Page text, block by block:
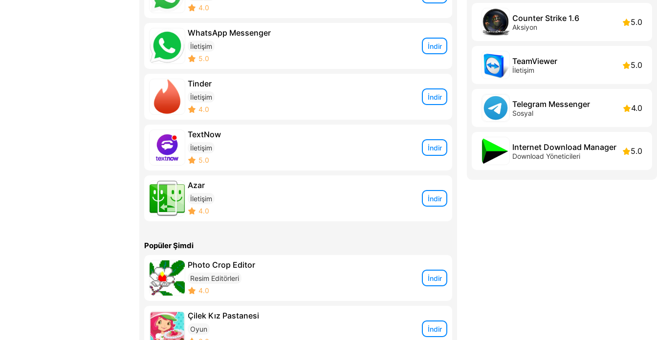
4.0
WhatsApp Messenger
İletişim
5.0
İndir
Tinder
İletişim
4.0
İndir
TextNow
İletişim
5.0
İndir
Azar
İletişim
4.0
İndir
Popüler Şimdi
Photo Crop Editor
Resim Editörleri
4.0
İndir
Çilek Kız Pastanesi
Oyun
İndir
Counter Strike 1.6
Aksiyon 5.0
TeamViewer
İletişim 5.0
Telegram Messenger
Sosyal 4.0
Internet Download Manager
Download Yöneticileri 5.0